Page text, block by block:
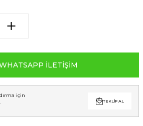
İLETIŞIM
için
TEKLIF AL